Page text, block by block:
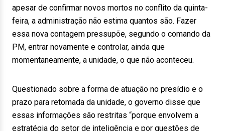
apesar de confirmar novos mortos no conflito da quinta-
feira, a administração não estima quantos são. Fazer
essa nova contagem pressupõe, segundo o comando da
PM, entrar novamente e controlar, ainda que
momentaneamente, a unidade, o que não aconteceu.
Questionado sobre a forma de atuação no presídio e o
prazo para retomada da unidade, o governo disse que
essas informações são restritas “porque envolvem a
estratégia do setor de inteligência e por questões de